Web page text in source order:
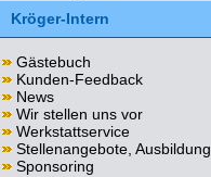
Kröger-Intern
Gästebuch
Kunden-Feedback
News
Wir stellen uns vor
Werkstattservice
Stellenangebote, Ausbildung
Sponsoring